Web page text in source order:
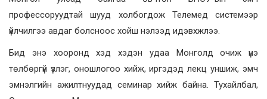
профессоруудтай шууд холбогдож Телемед системээр
үйлчилгээ авдаг болсноос хойш нэлээд идэвхжлээ.
Бид энэ хооронд хэд хэдэн удаа Монголд очиж үнэ
төлбөргүй үзлэг, оношлогоо хийж, иргэдэд лекц уншиж, эмч
эмнэлгийн ажилтнуудад семинар хийж байна. Тухайлбал,